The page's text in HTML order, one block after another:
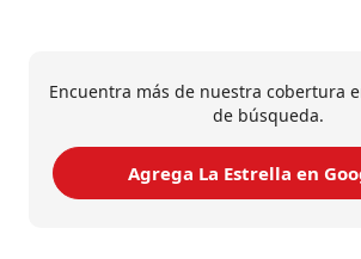
Encuentra más de nuestra cobertura
de búsqueda.
Agrega La Estrella en